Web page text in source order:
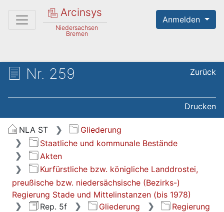
Arcinsys
Niedersachsen
Bremen
Anmelden
Nr. 259 Zurück
Drucken
NLA ST
Gliederung
Staatliche und kommunale Bestände
Akten
Kurfürstliche bzw. königliche Landdrostei,
preußische bzw. niedersächsische (Bezirks-)
Regierung Stade und Mittelinstanzen (bis 1978)
Rep. 5f
Gliederung
Regierung